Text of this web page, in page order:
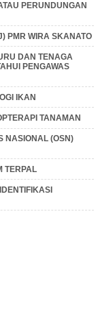
PERUNDUNGAN
PMR WIRA SKANATO
DAN TENAGA
PENGAWAS
IKAN
TANAMAN
NASIONAL (OSN)
TERPAL